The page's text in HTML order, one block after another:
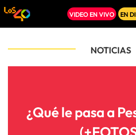
VIDEO EN VIVO EN
NOTICIAS
¿Qué le pasa a